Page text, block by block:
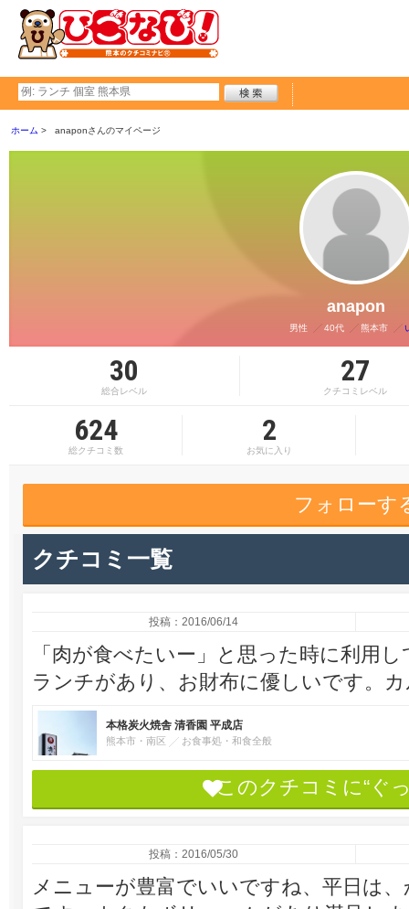
ホーム anaponさんのマイページ
anapon
男性 40代 熊本市
30
総合レベル
27
クチコミレベル
624
総クチコミ数
2
お気に入り
フォローす
クチコミ一覧
投稿：2016/06/14
「肉が食べたいー」と思った時に利用
ランチがあり、お財布に優しいです。
本格炭火焼舎 清香園 平成店
熊本市・南区 お食事処・和食全般
このクチコミに“ぐ
投稿：2016/05/30
メニューが豊富でいいですね、平日は